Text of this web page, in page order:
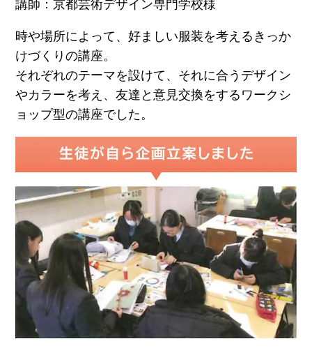
講師：京都芸術デザイン専門学校様
時や場所によって、好ましい服装を考えるきっか
けづくりの講座。
それぞれのテーマを設けて、それに合うデザイン
やカラーを考え、友達と意見交換をするワークシ
ョップ型の講座でした。